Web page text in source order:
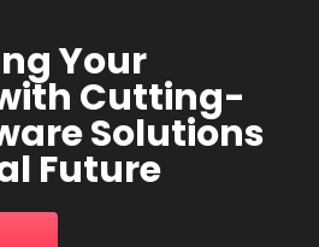
Your
Cutting-
Solutions
Future